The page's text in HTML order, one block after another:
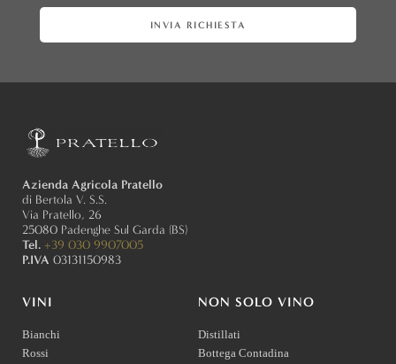
INVIA RICHIESTA
Azienda Agricola Pratello
di Bertola V. S.S.
Via Pratello, 26
25080 Padenghe Sul Garda (BS)
Tel. +39 030 9907005
P.IVA 03131150983
VINI
Bianchi
Rossi
NON SOLO VINO
Distillati
Bottega Contadina